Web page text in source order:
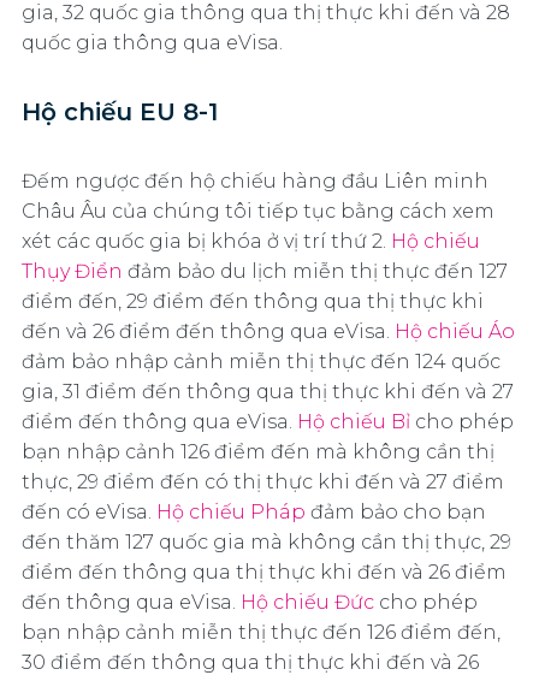
gia, 32 quốc gia thông qua thị thực khi đến và 28
quốc gia thông qua eVisa.
Hộ chiếu EU 8-1
Đếm ngược đến hộ chiếu hàng đầu Liên minh
Châu Âu của chúng tôi tiếp tục bằng cách xem
xét các quốc gia bị khóa ở vị trí thứ 2. Hộ chiếu
Thụy Điển đảm bảo du lịch miễn thị thực đến 127
điểm đến, 29 điểm đến thông qua thị thực khi
đến và 26 điểm đến thông qua eVisa. Hộ chiếu Áo
đảm bảo nhập cảnh miễn thị thực đến 124 quốc
gia, 31 điểm đến thông qua thị thực khi đến và 27
điểm đến thông qua eVisa. Hộ chiếu Bỉ cho phép
bạn nhập cảnh 126 điểm đến mà không cần thị
thực, 29 điểm đến có thị thực khi đến và 27 điểm
đến có eVisa. Hộ chiếu Pháp đảm bảo cho bạn
đến thăm 127 quốc gia mà không cần thị thực, 29
điểm đến thông qua thị thực khi đến và 26 điểm
đến thông qua eVisa. Hộ chiếu Đức cho phép
bạn nhập cảnh miễn thị thực đến 126 điểm đến,
30 điểm đến thông qua thị thực khi đến và 26